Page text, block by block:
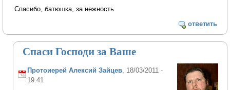
Спасибо, батюшка, за нежность
ответить
Спаси Господи за Ваше
Протоиерей Алексий Зайцев, 18/03/2011 -
19:41